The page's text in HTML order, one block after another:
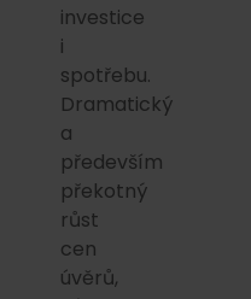
investice
i
spotřebu.
Dramatický
a
především
překotný
růst
cen
úvěrů,